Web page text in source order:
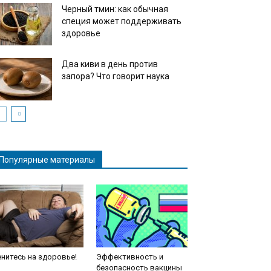
Черный тмин: как обычная
специя может поддерживать
здоровье
Два киви в день против
запора? Что говорит наука
материалы
на здоровье!
Эффективность и
безопасность вакцины